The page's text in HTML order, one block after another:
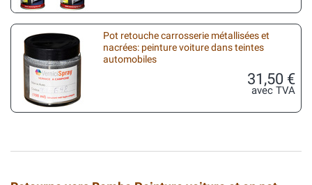
Pot retouche carrosserie métallisées et
nacrées: peinture voiture dans teintes
automobiles
31,50 €
avec TVA